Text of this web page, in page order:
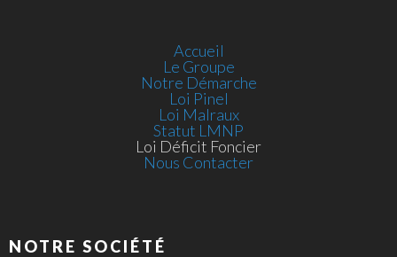
Accueil
Le Groupe
Notre Démarche
Loi Pinel
Loi Malraux
Statut LMNP
Loi Déficit Foncier
Nous Contacter
NOTRE SOCIÉTÉ